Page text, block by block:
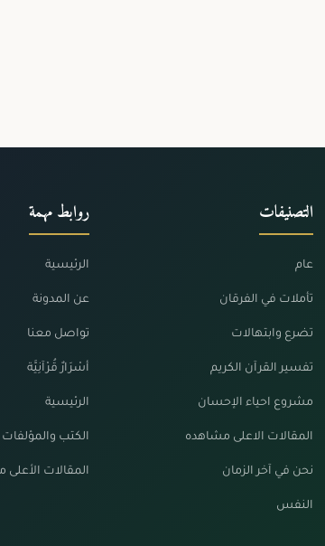
التصنيفات
عام
تأملات في الفرقان
تضرع وابتهالات
تفسير القرآن الكريم
مشروع احياء الإحسان
المقالات الاعلى مشاهده
نحن في آخر الزمان
النفس
روابط مهمة
الرئيسية
عن المدونة
تواصل معنا
أسْرَارٌ قُرْآنِيَّة
الرئيسية
الكتب والمؤلفات
المقالات